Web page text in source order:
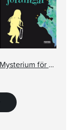
Mysterium för utomjordingar